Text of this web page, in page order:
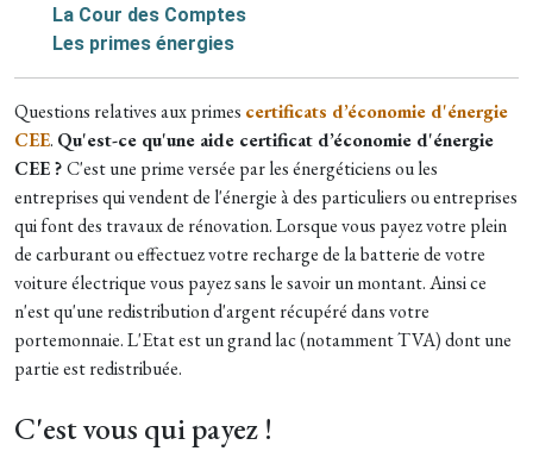
La Cour des Comptes
Les primes énergies
Questions relatives aux primes certificats d’économie d'énergie
CEE. Qu'est-ce qu'une aide certificat d’économie d'énergie
CEE ?C'est une prime versée par les énergéticiens ou les
entreprises qui vendent de l'énergie à des particuliers ou entreprises
qui font des travaux de rénovation. Lorsque vous payez votre plein
de carburant ou effectuez votre recharge de la batterie de votre
voiture électrique vous payez sans le savoir un montant. Ainsi ce
n'est qu'une redistribution d'argent récupéré dans votre
portemonnaie. L'Etat est un grand lac (notamment TVA) dont une
partie est redistribuée.
C'est vous qui payez !